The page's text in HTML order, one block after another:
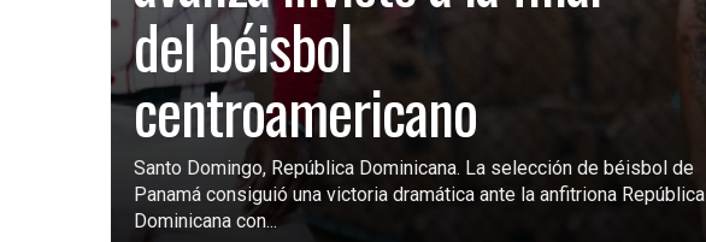
del béisbol
centroamericano
Santo Domingo, República Dominicana. La selección de béisbol de
Panamá consiguió una victoria dramática ante la anfitriona República
Dominicana con...